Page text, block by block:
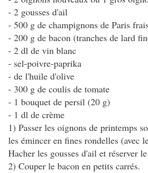
- 2 gousses d'ail
- 500 g de champignons de Paris
- 200 g de bacon (tranches de lard
- 2 dl de vin blanc
- sel-poivre-paprika
- de l'huile d'olive
- 300 g de coulis de tomate
- 1 bouquet de persil (20 g)
- 1 dl de crème
1) Passer les oignons de printemps
les émincer en fines rondelles (avec
Hacher les gousses d'ail et réserver
2) Couper le bacon en petits carrés.